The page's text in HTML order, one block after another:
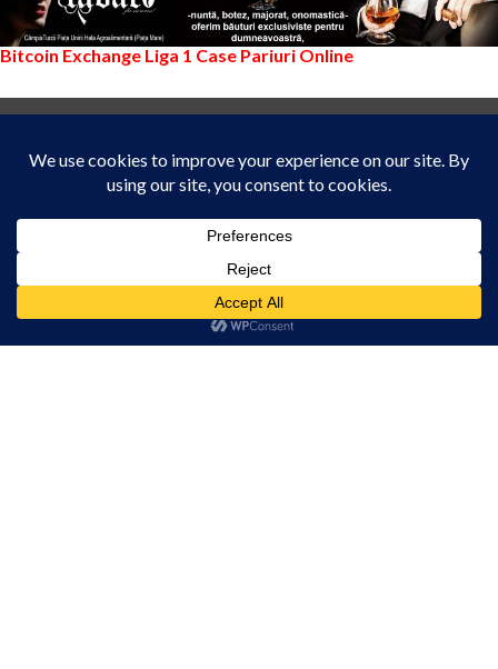
Am înțeles!
Acest site folosește cookies. Navigând în continuare, vă exprimați acordul asupra folosirii
cookie-urilor.
Bitcoin Exchange Liga 1 Case Pariuri Online